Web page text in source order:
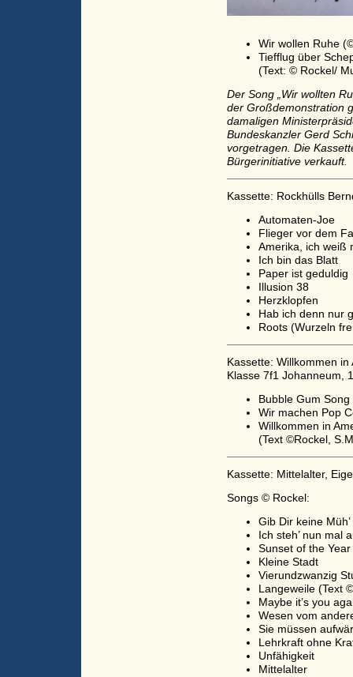
Wir wollen Ruhe
Tiefflug über
(Text: © Rockel/
Der Song „Wir wollten
der Großdemonstration
damaligen
Bundeskanzler Gerd
vorgetragen. Die
Bürgerinitiative verkauft.
Kassette: Rockhülls
Automaten-Joe
Flieger vor dem
Amerika, ich weiß
Ich bin das Blatt
Paper ist geduldig
Illusion 38
Herzklopfen
Hab ich denn nur
Roots (Wurzeln
Kassette: Willkommen
Klasse 7f1 Johanneum,
Bubble Gum Song
Wir machen Pop
Willkommen in
(Text ©Rockel,
Kassette: Mittelalter,
Songs © Rockel:
Gib Dir keine
Ich steh’ nun mal
Sunset of the Year
Kleine Stadt
Vierundzwanzig
Langeweile (Text
Maybe it’s you
Wesen vom
Sie müssen
Lehrkraft ohne
Unfähigkeit
Mittelalter